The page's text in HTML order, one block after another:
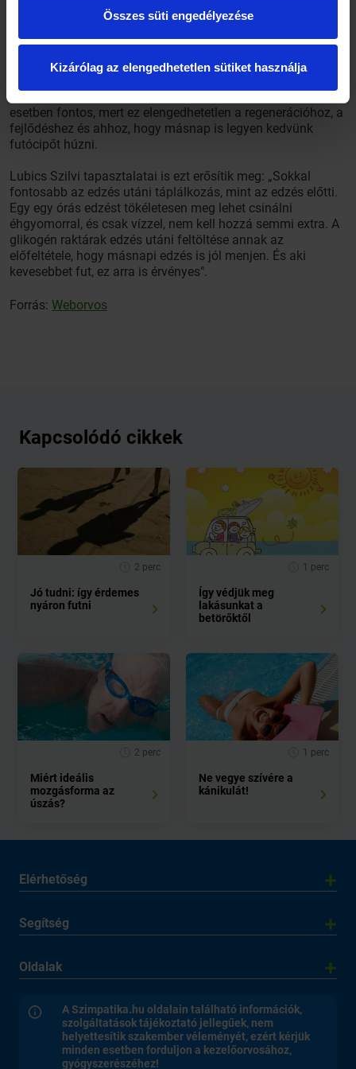
Összes süti engedélyezése
Kizárólag az elengedhetetlen sütiket használja
legyen megterhelő a futás, az izomzat gyorsabban
fejlődjön, a teljesítmény nőjön, a zsírpárnák viszont
csökkenjenek" - mondta Mező Mónika táplálékkiegészítő
szakértő.
esetben fontos, mert ez elengedhetetlen a regenerációhoz, a
fejlődéshez és ahhoz, hogy másnap is legyen kedvünk
futócipőt húzni.
Lubics Szilvi tapasztalatai is ezt erősítik meg: „Sokkal
fontosabb az edzés utáni táplálkozás, mint az edzés előtti.
Egy egy órás edzést tökéletesen meg lehet csinálni
éhgyomorral, és csak vízzel, nem kell hozzá semmi extra. A
glikogén raktárak edzés utáni feltöltése annak az
előfeltétele, hogy másnapi edzés is jól menjen. És aki
kevesebbet fut, ez arra is érvényes".
Forrás: Weborvos
Kapcsolódó cikkek
2 perc
Jó tudni: így érdemes
nyáron futni
1 perc
Így védjük meg
lakásunkat a
betörőktől
2 perc
Miért ideális
mozgásforma az
úszás?
1 perc
Ne vegye szívére a
kánikulát!
Elérhetőség
Segítség
Oldalak
A Szimpatika.hu oldalain található információk,
szolgáltatások tájékoztató jellegűek, nem
helyettesítik szakember véleményét, ezért kérjük
minden esetben forduljon a kezelőorvosához,
gyógyszerészéhez!